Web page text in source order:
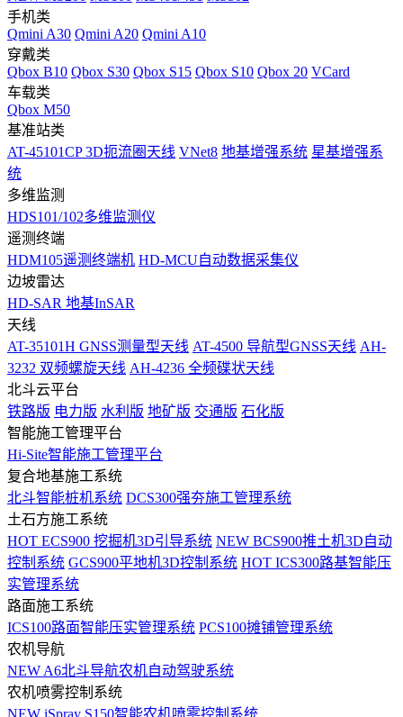
手机类
Qmini A30 Qmini A20 Qmini A10
穿戴类
Qbox B10 Qbox S30 Qbox S15 Qbox S10 Qbox 20 VCard
车载类
Qbox M50
基准站类
AT-45101CP 3D扼流圈天线 VNet8 地基增强系统 星基增强系
统
多维监测
HDS101/102多维监测仪
遥测终端
HDM105遥测终端机 HD-MCU自动数据采集仪
边坡雷达
HD-SAR 地基InSAR
天线
AT-35101H GNSS测量型天线 AT-4500 导航型GNSS天线 AH-
3232 双频螺旋天线 AH-4236 全频碟状天线
北斗云平台
铁路版 电力版 水利版 地矿版 交通版 石化版
智能施工管理平台
Hi-Site智能施工管理平台
复合地基施工系统
北斗智能桩机系统 DCS300强夯施工管理系统
土石方施工系统
HOT ECS900 挖掘机3D引导系统 NEW BCS900推土机3D自动
控制系统 GCS900平地机3D控制系统 HOT ICS300路基智能压
实管理系统
路面施工系统
ICS100路面智能压实管理系统 PCS100摊铺管理系统
农机导航
NEW A6北斗导航农机自动驾驶系统
农机喷雾控制系统
NEW iSpray S150智能农机喷雾控制系统